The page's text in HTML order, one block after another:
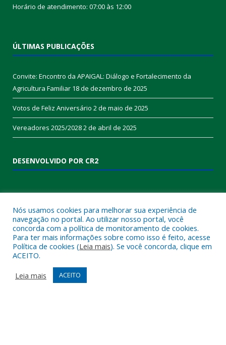
Horário de atendimento: 07:00 às 12:00
ÚLTIMAS PUBLICAÇÕES
Convite: Encontro da APAIGAL: Diálogo e Fortalecimento da
Agricultura Familiar 18 de dezembro de 2025
Votos de Feliz Aniversário 2 de maio de 2025
Vereadores 2025/20282 de abril de 2025
DESENVOLVIDO POR CR2
Muito mais que
Realizamos umaassessoria
contrato que todas as exigências das
Nós usamos cookies para melhorar sua experiência de
navegação no portal. Ao utilizar nosso portal, você
concorda com a política de monitoramento de cookies.
Para ter mais informações sobre como isso é feito, acesse
Política de cookies (Leia mais). Se você concorda, clique em
ACEITO.
Leia mais
ACEITO